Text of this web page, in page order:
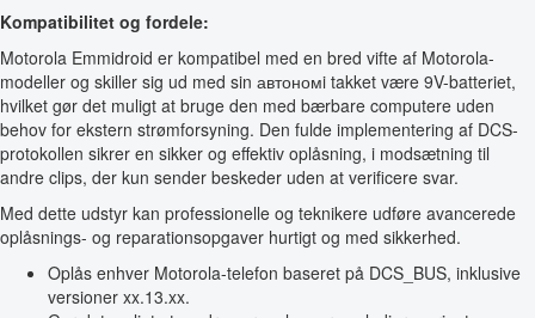
Kompatibilitet og fordele:
Motorola Emmidroid er kompatibel med en bred vifte af Motorola-
modeller og skiller sig ud med sin автономi takket være 9V-batteriet,
hvilket gør det muligt at bruge den med bærbare computere uden
behov for ekstern strømforsyning. Den fulde implementering af DCS-
protokollen sikrer en sikker og effektiv oplåsning, i modsætning til
andre clips, der kun sender beskeder uden at verificere svar.
Med dette udstyr kan professionelle og teknikere udføre avancerede
oplåsnings- og reparationsopgaver hurtigt og med sikkerhed.
Oplås enhver Motorola-telefon baseret på DCS_BUS, inklusive
versioner xx.13.xx.